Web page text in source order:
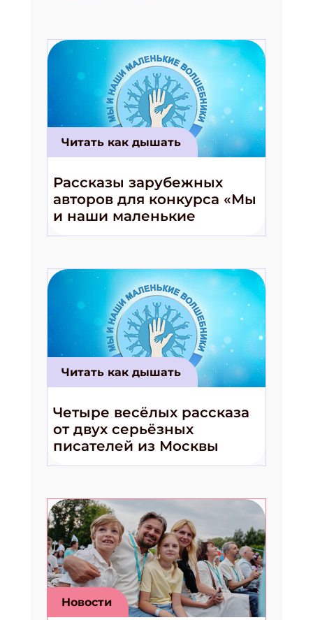
Читать как дышать
Рассказы зарубежных
авторов для конкурса «Мы
и наши маленькие
волшебники!»
Читать как дышать
Четыре весёлых рассказа
от двух серьёзных
писателей из Москвы
Новости